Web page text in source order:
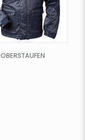
OBERSTAUFEN